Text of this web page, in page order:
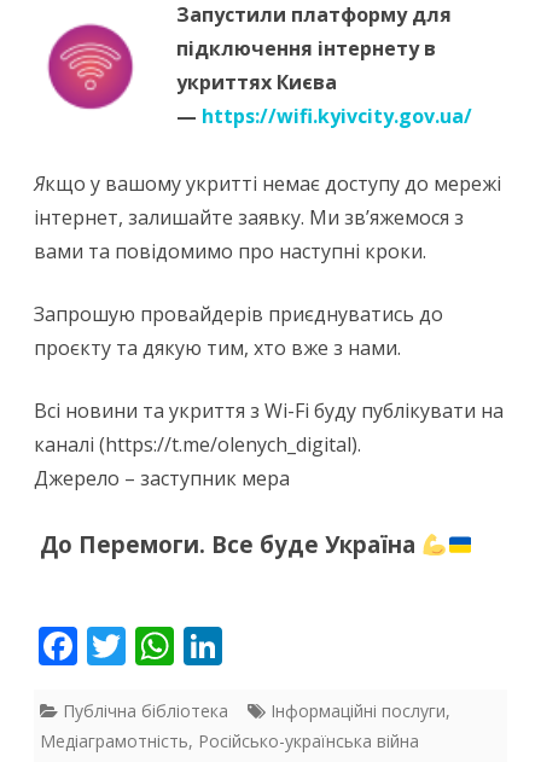
Запустили платформу для
підключення інтернету в
укриттях Києва
— https://wifi.kyivcity.gov.ua/
Якщо у вашому укритті немає доступу до мережі
інтернет, залишайте заявку. Ми зв’яжемося з
вами та повідомимо про наступні кроки.
Запрошую провайдерів приєднуватись до
проєкту та дякую тим, хто вже з нами.
Всі новини та укриття з Wi-Fi буду публікувати на
каналі (https://t.me/olenych_digital).
Джерело – заступник мера
До Перемоги. Все буде Україна
F
e
T
itt
W
at k
Публічна бібліотека Інформаційні послуги,
Медіаграмотність, Російсько-українська війна